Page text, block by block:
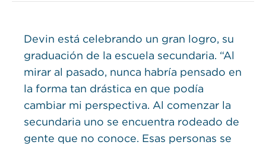
Devin está celebrando un gran logro, su
graduación de la escuela secundaria. “Al
mirar al pasado, nunca habría pensado en
la forma tan drástica en que podía
cambiar mi perspectiva. Al comenzar la
secundaria uno se encuentra rodeado de
gente que no conoce. Esas personas se